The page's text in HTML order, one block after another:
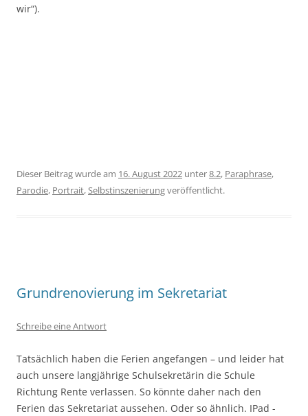
wir“).
Dieser Beitrag wurde am 16. August 2022 unter8.2, Paraphrase,
Parodie, Portrait,Selbstinszenierungveröffentlicht.
Grundrenovierung im Sekretariat
Schreibe eine Antwort
Tatsächlich haben die Ferien angefangen – und leider hat
auch unsere langjährige Schulsekretärin die Schule
Richtung Rente verlassen. So könnte daher nach den
Ferien das Sekretariat aussehen. Oder so ähnlich. IPad -